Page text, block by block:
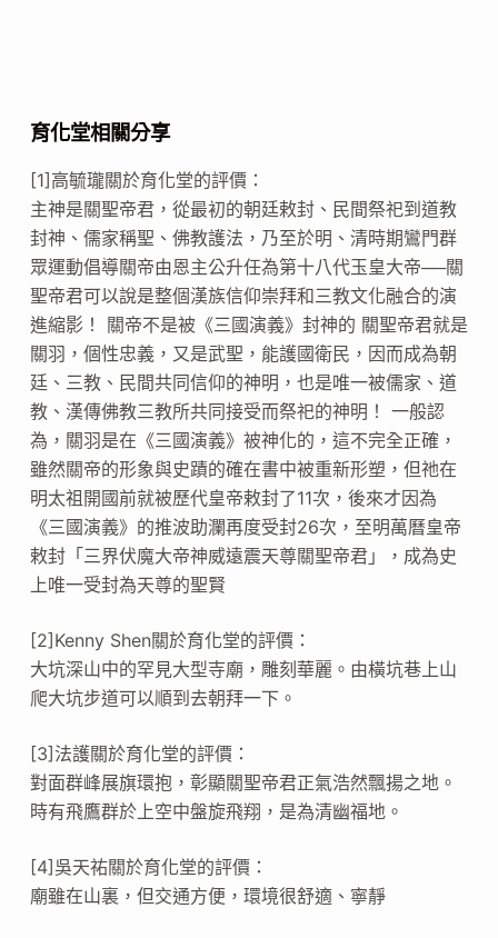
育化堂相關分享
[1]高毓瓏關於育化堂的評價：
主神是關聖帝君，從最初的朝廷敕封、民間祭祀到道教
封神、儒家稱聖、佛教護法，乃至於明、清時期鸞門群
眾運動倡導關帝由恩主公升任為第十八代玉皇大帝──關
聖帝君可以說是整個漢族信仰崇拜和三教文化融合的演
進縮影！ 關帝不是被《三國演義》封神的 關聖帝君就是
關羽，個性忠義，又是武聖，能護國衛民，因而成為朝
廷、三教、民間共同信仰的神明，也是唯一被儒家、道
教、漢傳佛教三教所共同接受而祭祀的神明！ 一般認
為，關羽是在《三國演義》被神化的，這不完全正確，
雖然關帝的形象與史蹟的確在書中被重新形塑，但祂在
明太祖開國前就被歷代皇帝敕封了11次，後來才因為
《三國演義》的推波助瀾再度受封26次，至明萬曆皇帝
敕封「三界伏魔大帝神威遠震天尊關聖帝君」，成為史
上唯一受封為天尊的聖賢
[2]Kenny Shen關於育化堂的評價：
大坑深山中的罕見大型寺廟，雕刻華麗。由橫坑巷上山
爬大坑步道可以順到去朝拜一下。
[3]法護關於育化堂的評價：
對面群峰展旗環抱，彰顯關聖帝君正氣浩然飄揚之地。
時有飛鷹群於上空中盤旋飛翔，是為清幽福地。
[4]吳天祐關於育化堂的評價：
廟雖在山裏，但交通方便，環境很舒適、寧靜